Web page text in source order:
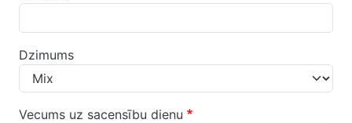
Dzimums
Vecums uz sacensību dienu